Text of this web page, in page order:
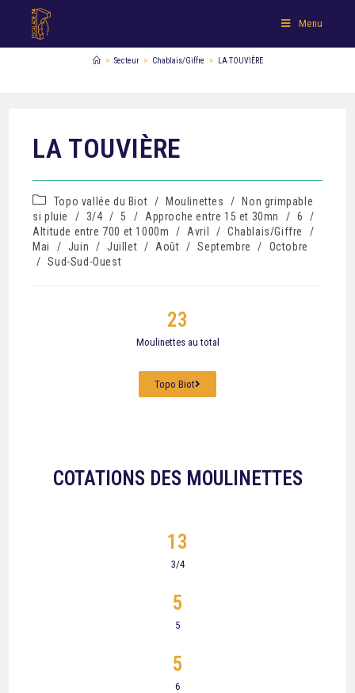
Menu
> Secteur > Chablais/Giffre > LA TOUVIÈRE
LA TOUVIÈRE
Topo vallée du Biot / Moulinettes /
Non grimpable
si pluie
/ 3/4 / 5 / Approche entre 15 et 30mn / 6
/
Altitude entre 700 et 1000m
/ Avril / Chablais/Giffre
/
Mai
/ Juin / Juillet / Août / Septembre /
Octobre
/ Sud-Sud-Ouest
Moulinettes au total
23
Topo Biot
COTATIONS DES MOULINETTES
3/4
13
5
5
6
5